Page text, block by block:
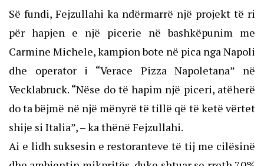
Së fundi, Fejzullahi ka ndërmarrë një projekt të ri
për hapjen e një picerie në bashkëpunim me
Carmine Michele, kampion bote në pica nga Napoli
dhe operator i “Verace Pizza Napoletana” në
Vecklabruck. “Nëse do të hapim një piceri, atëherë
do ta bëjmë në një mënyrë të tillë që të ketë vërtet
shije si Italia”, – ka thënë Fejzullahi.
Ai e lidh suksesin e restoranteve të tij me cilësinë